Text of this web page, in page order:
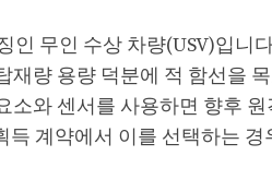
인 무인 수상 차량(USV)입니
량 용량 덕분에 적 함선을
소와 센서를 사용하면 향후
득 계약에서 이를 선택하는